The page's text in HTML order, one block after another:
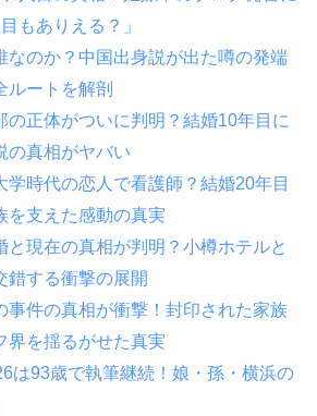
もありえる？」
なのか？中国出身説が出た噂の発端
ルートを解剖
の正体がついに判明？結婚10年目に
の真相がヤバい
学時代の恋人で看護師？結婚20年目
を支えた感動の真実
と現在の真相が判明？小樽ホテルと
錯する衝撃の展開
事件の真相が衝撃！封印された家族
界を揺るがせた真実
は93歳で執筆継続！娘・孫・横浜の